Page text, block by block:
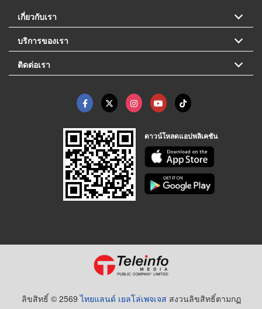
เกี่ยวกับเรา
บริการของเรา
ติดต่อเรา
ดาวน์โหลดแอปพลิเคชัน
ลิขสิทธิ์ © 2569ไทยแลนด์ เยลโล่เพจเจส สงวนลิขสิทธิ์ตามกฏ